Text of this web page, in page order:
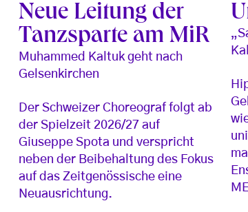
Neue Leitung der
Tanzsparte am MiR
Muhammed Kaltuk geht nach
Gelsenkirchen
Der Schweizer Choreograf folgt ab
der Spielzeit 2026/27 auf
Giuseppe Spota und verspricht
neben der Beibehaltung des Fokus
auf das Zeitgenössische eine
Neuausrichtung.